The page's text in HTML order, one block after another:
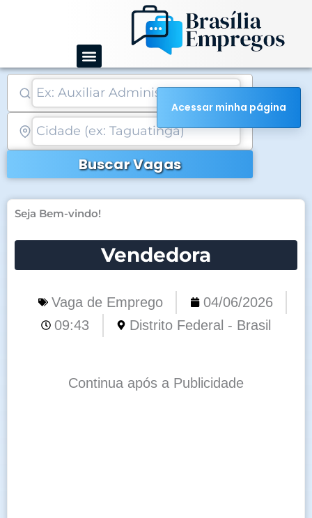
conteúdo
Buscar Vagas
Seja Bem-vindo!
Vendedora
Vaga de Emprego
04/06/2026
09:43
Distrito Federal - Brasil
Continua após a Publicidade
Acessar minha página